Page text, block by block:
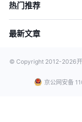
热门推荐
最新文章
© Copyright 2012-2026
京公网安备